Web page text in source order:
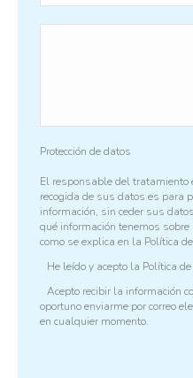
Protección de datos
El responsable del tratamiento
recogida de sus datos es para
información, sin ceder sus
qué información tenemos
como se explica en la Política
He leído y acepto la Política
Acepto recibir la información
oportuno enviarme por correo
en cualquier momento.